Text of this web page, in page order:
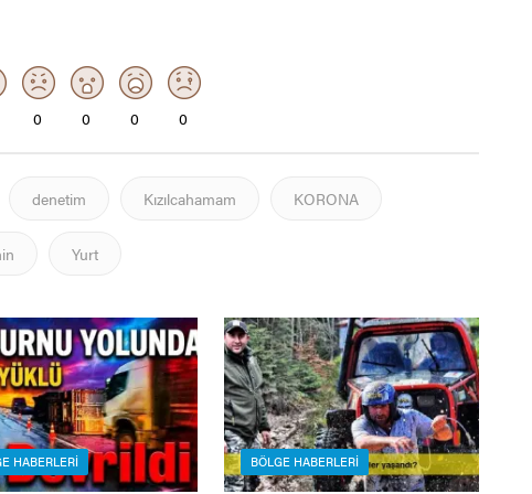
0 0 0 0
denetim Kızılcahamam KORONA
Yurt
HABERLERI BÖLGE HABERLERI